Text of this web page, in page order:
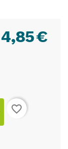
€
4,85
favorite_border